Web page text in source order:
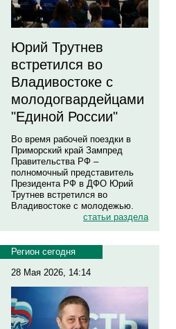
Юрий Трутнев
встретился во
Владивостоке с
молодогвардейцами
"Единой России"
Во время рабочей поездки в
Приморский край Зампред
Правительства РФ –
полномочный представитель
Президента РФ в ДФО Юрий
Трутнев встретился во
Владивостоке с молодежью.
статьи раздела
Регион сегодня
28 Мая 2026, 14:14